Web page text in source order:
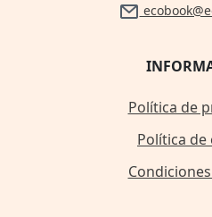
Política de
Política de